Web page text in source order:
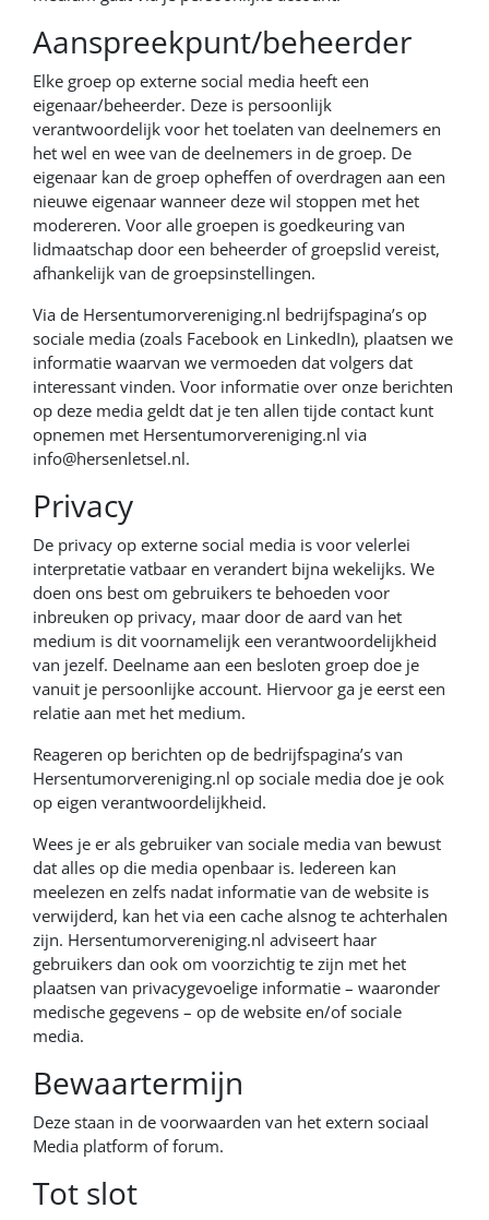
Aanspreekpunt/beheerder
Elke groep op externe social media heeft een
eigenaar/beheerder. Deze is persoonlijk
verantwoordelijk voor het toelaten van deelnemers en
het wel en wee van de deelnemers in de groep. De
eigenaar kan de groep opheffen of overdragen aan een
nieuwe eigenaar wanneer deze wil stoppen met het
modereren. Voor alle groepen is goedkeuring van
lidmaatschap door een beheerder of groepslid vereist,
afhankelijk van de groepsinstellingen.
Via de Hersentumorvereniging.nl bedrijfspagina’s op
sociale media (zoals Facebook en LinkedIn), plaatsen we
informatie waarvan we vermoeden dat volgers dat
interessant vinden. Voor informatie over onze berichten
op deze media geldt dat je ten allen tijde contact kunt
opnemen met Hersentumorvereniging.nl via
info@hersenletsel.nl.
Privacy
De privacy op externe social media is voor velerlei
interpretatie vatbaar en verandert bijna wekelijks. We
doen ons best om gebruikers te behoeden voor
inbreuken op privacy, maar door de aard van het
medium is dit voornamelijk een verantwoordelijkheid
van jezelf. Deelname aan een besloten groep doe je
vanuit je persoonlijke account. Hiervoor ga je eerst een
relatie aan met het medium.
Reageren op berichten op de bedrijfspagina’s van
Hersentumorvereniging.nl op sociale media doe je ook
op eigen verantwoordelijkheid.
Wees je er als gebruiker van sociale media van bewust
dat alles op die media openbaar is. Iedereen kan
meelezen en zelfs nadat informatie van de website is
verwijderd, kan het via een cache alsnog te achterhalen
zijn. Hersentumorvereniging.nl adviseert haar
gebruikers dan ook om voorzichtig te zijn met het
plaatsen van privacygevoelige informatie – waaronder
medische gegevens – op de website en/of sociale
media.
Bewaartermijn
Deze staan in de voorwaarden van het extern sociaal
Media platform of forum.
Tot slot